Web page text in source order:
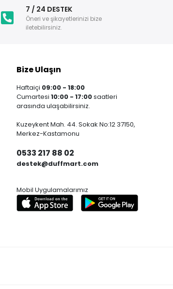
7 / 24 DESTEK
Öneri ve şikayetlerinizi bize
iletebilirsiniz.
Bize Ulaşın
Haftaiçi 09:00 - 18:00
Cumartesi 10:00 - 17:00saatleri
arasında ulaşabilirsiniz.
Kuzeykent Mah. 44. Sokak No:12 37150,
Merkez-Kastamonu
0533 217 88 02
destek@duffmart.com
Mobil Uygulamalarımız